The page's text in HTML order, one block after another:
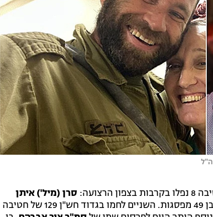
סרן (מיל') איתן
, בן 49 מפסגות. השניים לחמו בגדוד חש"ן 129 של חטיבה